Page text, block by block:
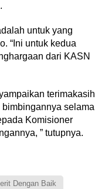
untuk yang
“Ini untuk kedua
dari KASN
terimakasih
selama
Komisioner
” tutupnya.
Dengan Baik